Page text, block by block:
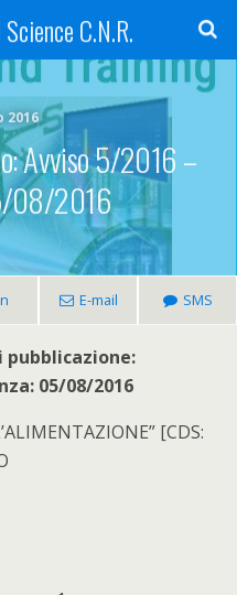
C.N.R.
2016
Avviso 5/2016 –
08/2016
E-mail SMS
pubblicazione:
05/08/2016
[CDS: